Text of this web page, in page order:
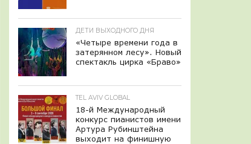
ДЕТИ ВЫХОДНОГО ДНЯ
«Четыре времени года в
затерянном лесу». Новый
спектакль цирка «Браво»
TEL AVIV GLOBAL
18-й Международный
конкурс пианистов имени
Артура Рубинштейна
выходит на финишную